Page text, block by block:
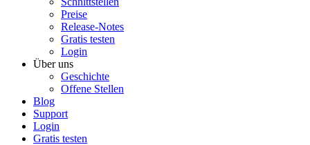
Preise
Release-Notes
Gratis testen
Login
Über uns
Geschichte
Offene Stellen
Blog
Support
Login
Gratis testen